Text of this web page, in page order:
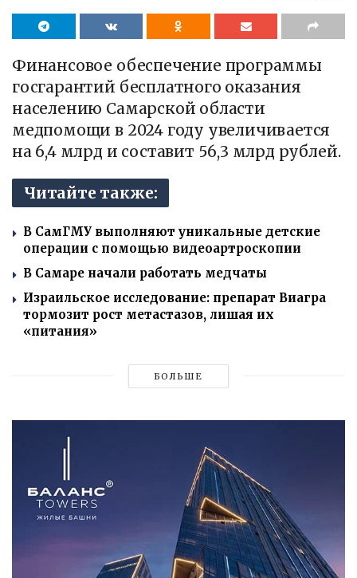
Финансовое обеспечение программы
госгарантий бесплатного оказания
населению Самарской области
медпомощи в 2024 году увеличивается
на 6,4 млрд и составит 56,3 млрд рублей.
Читайте также:
В СамГМУ выполняют уникальные детские
операции с помощью видеоартроскопии
В Самаре начали работать медчаты
Израильское исследование: препарат Виагра
тормозит рост метастазов, лишая их
«питания»
БОЛЬШЕ